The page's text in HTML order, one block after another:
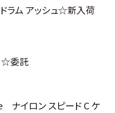
ラム アッシュ☆新入荷
☆委託
イロン スピード C ケ